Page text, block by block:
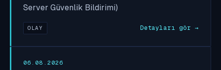
Server Güvenlik Bildirimi)
OLAY Detayları gör →
06.08.2026